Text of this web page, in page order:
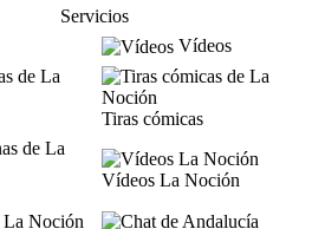
Servicios
Vídeos
Tiras cómicas
Vídeos La Noción